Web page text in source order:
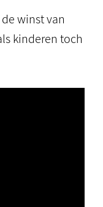
winst van
kinderen toch